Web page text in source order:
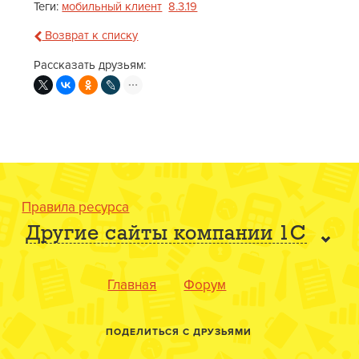
Теги: мобильный клиент 8.3.19
Возврат к списку
Рассказать друзьям:
Правила ресурса
Другие сайты компании 1С
Главная Форум
ПОДЕЛИТЬСЯ С ДРУЗЬЯМИ